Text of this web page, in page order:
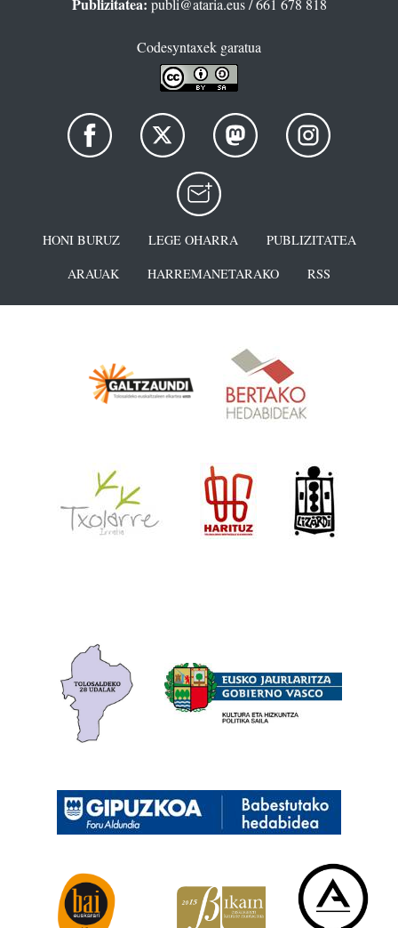
Publizitatea: publi@ataria.eus/ 661 678 818
Codesyntaxek garatua
HONI BURUZ LEGE OHARRA
PUBLIZITATEA
ARAUAK
HARREMANETARAKO RSS